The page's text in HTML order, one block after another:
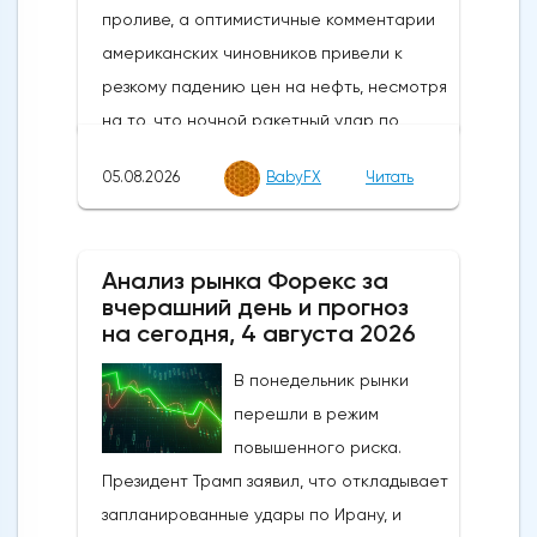
05.08.2026 BabyFX Читать
Анализ рынка Форекс за
вчерашний день и прогноз
на сегодня, 4 августа 2026
В понедельник рынки
перешли в режим
повышенного риска.
Президент Трамп заявил, что откладывает
запланированные удары по Ирану, и